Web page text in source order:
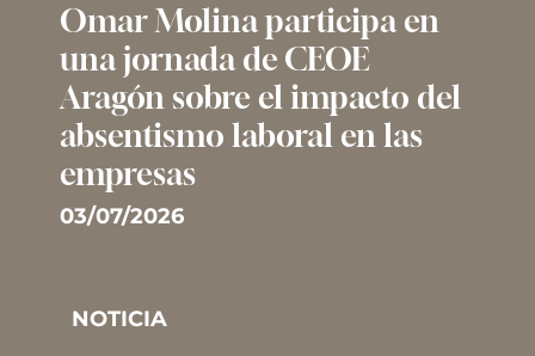
Omar Molina participa en
una jornada de CEOE
Aragón sobre el impacto del
absentismo laboral en las
empresas
03/07/2026
NOTICIA